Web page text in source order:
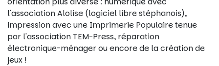
l'association Alolise (logiciel libre stéphanois),
impression avec une Imprimerie Populaire tenue
par l'association TEM-Press, réparation
électronique-ménager ou encore de la création de
jeux !